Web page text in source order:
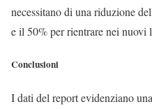
necessitano di una riduzione
e il 50% per rientrare nei
Conclusioni
I dati del report evidenziano